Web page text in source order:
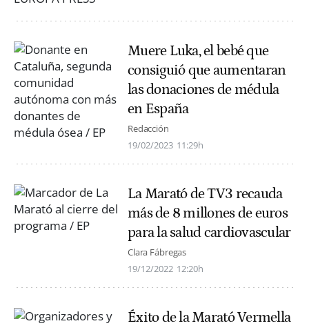
Muere Luka, el bebé que
consiguió que aumentaran
las donaciones de médula
en España
Redacción
19/02/2023 11:29h
La Marató de TV3 recauda
más de 8 millones de euros
para la salud cardiovascular
Clara Fábregas
19/12/2022 12:20h
Éxito de la Marató Vermella